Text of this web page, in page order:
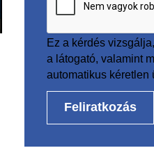
Ez a kérdés
a látogató, valamint
automatikus kéretlen